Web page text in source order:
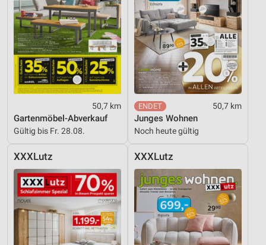
50,7 km
Gartenmöbel-Abverkauf
Gültig bis Fr. 28.08.
50,7 km
Junges Wohnen
Noch heute gültig
XXXLutz XXXLutz
Verwendung von Profilen zur Auswahl
personalisierter Werbung
Erstellung von Profilen zur Personalisierung
von Inhalten
Verwendung von Profilen zur Auswahl
personalisierter Inhalte
Messung der Werbeleistung
Messung der Performance von Inhalten
Analyse von Zielgruppen durch Statistiken oder
Kombinationen von Daten aus verschiedenen
Quellen
Entwicklung und Verbesserung der Angebote
Verwendung reduzierter Daten zur Auswahl von
Inhalten